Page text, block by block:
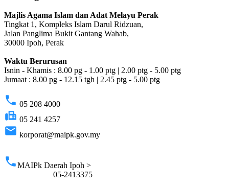
Majlis Agama Islam dan Adat Melayu Perak
Tingkat 1, Kompleks Islam Darul Ridzuan,
Jalan Panglima Bukit Gantang Wahab,
30000 Ipoh, Perak
Waktu Berurusan
Isnin - Khamis : 8.00 pg - 1.00 ptg | 2.00 ptg - 5.00 ptg
Jumaat : 8.00 pg - 12.15 tgh | 2.45 ptg - 5.00 ptg
phone 05 208 4000
fax 05 241 4257
email korporat@maipk.gov.my
phoneMAIPk Daerah Ipoh >
05-2413375